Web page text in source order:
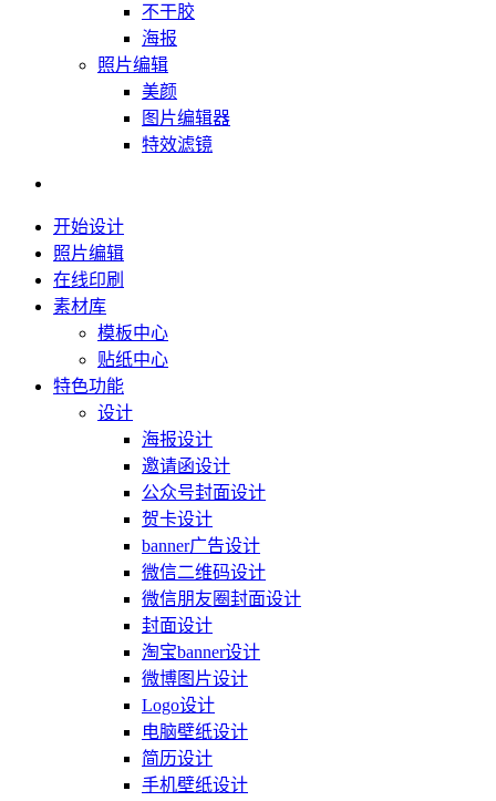
不干胶
海报
照片编辑
美颜
图片编辑器
特效滤镜
开始设计
照片编辑
在线印刷
素材库
模板中心
贴纸中心
特色功能
设计
海报设计
邀请函设计
公众号封面设计
贺卡设计
banner广告设计
微信二维码设计
微信朋友圈封面设计
封面设计
淘宝banner设计
微博图片设计
Logo设计
电脑壁纸设计
简历设计
手机壁纸设计